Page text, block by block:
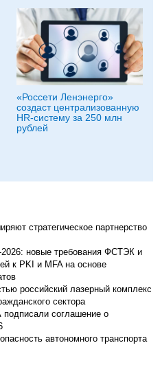
«Россети Ленэнерго»
создаст централизованную
HR-систему за 250 млн
рублей
стратегическое партнерство
новые требования ФСТЭК и
к PKI и MFA на основе
российский лазерный комплекс
сектора
соглашение о
автономного транспорта